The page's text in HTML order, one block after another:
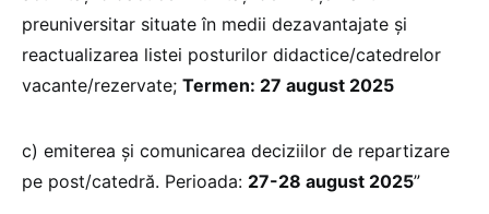
preuniversitar situate în medii dezavantajate și
reactualizarea listei posturilor didactice/catedrelor
vacante/rezervate; Termen: 27 august 2025
c) emiterea și comunicarea deciziilor de repartizare
pe post/catedră. Perioada: 27-28 august 2025”